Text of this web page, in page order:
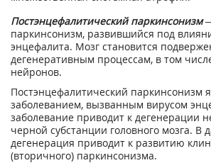
Постэнцефалитический паркинсонизм
паркинсонизм, развившийся под
энцефалита. Мозг становится
дегенеративным процессам, в том
нейронов.
Постэнцефалитический паркинсонизм
заболеванием, вызванным вирусом
заболевание приводит к дегенерации
черной субстанции головного мозга. В
дегенерация приводит к развитию
(вторичного) паркинсонизма.